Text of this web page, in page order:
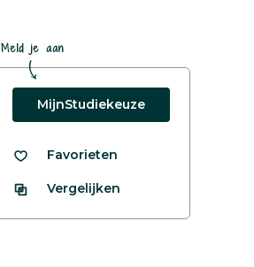
Meld je aan
MijnStudiekeuze
Favorieten
Vergelijken